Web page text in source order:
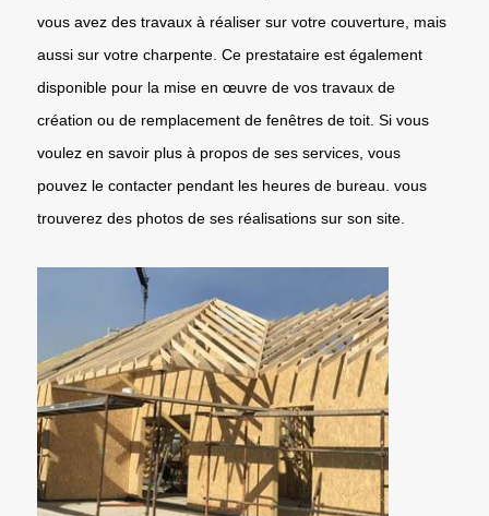
vous avez des travaux à réaliser sur votre couverture, mais
aussi sur votre charpente. Ce prestataire est également
disponible pour la mise en œuvre de vos travaux de
création ou de remplacement de fenêtres de toit. Si vous
voulez en savoir plus à propos de ses services, vous
pouvez le contacter pendant les heures de bureau. vous
trouverez des photos de ses réalisations sur son site.